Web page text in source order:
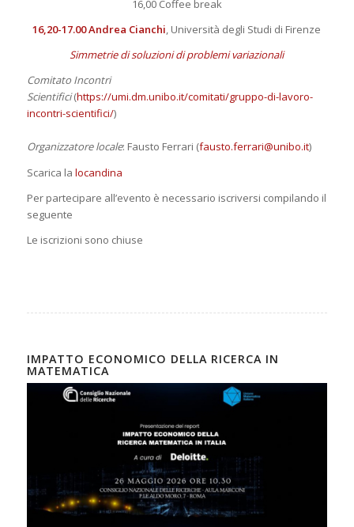
16,00 Coffee break
16,20-17.00 Andrea Cianchi, Università degli Studi di Firenze
Simmetrie di soluzioni di problemi variazionali
Comitato Incontri
Scientifici(https://umi.dm.unibo.it/comitati/gruppo-di-lavoro-
incontri-scientifici/)
Organizzatore locale: Fausto Ferrari (fausto.ferrari@unibo.it)
Scarica la locandina
Per partecipare all’evento è necessario iscriversi compilando il
seguente
Le iscrizioni sono chiuse
IMPATTO ECONOMICO DELLA RICERCA IN
MATEMATICA